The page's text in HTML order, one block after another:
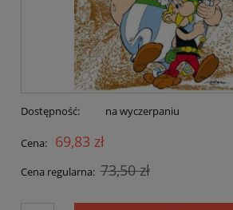
Dostępność: na wyczerpaniu
Cena: 69,83 zł
Cena regularna: 73,50 zł